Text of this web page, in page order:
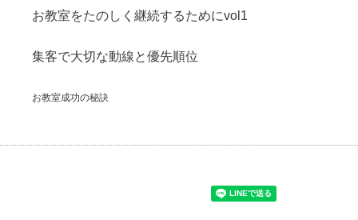
お教室をたのしく継続するためにvol1
集客で大切な動線と優先順位
お教室成功の秘訣